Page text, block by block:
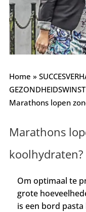
Home »
Marathons lopen
Marathons
koolhydraten?
Om optimaal te
grote
is een bord